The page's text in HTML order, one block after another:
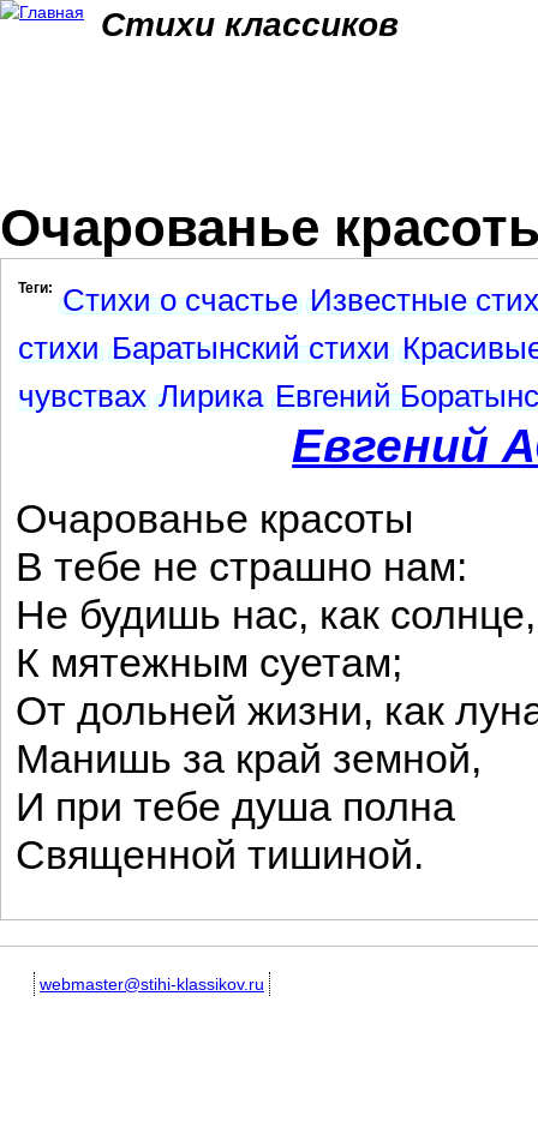
Стихи классиков
Очарованье
Теги: Стихи о счастье Известные
стихи Баратынский стихи
чувствах Лирика Евгений
Евгений
Очарованье красоты
В тебе не страшно нам:
Не будишь нас, как
К мятежным суетам;
От дольней жизни, как
Манишь за край земной,
И при тебе душа полна
Священной тишиной.
webmaster@stihi-klassikov.ru